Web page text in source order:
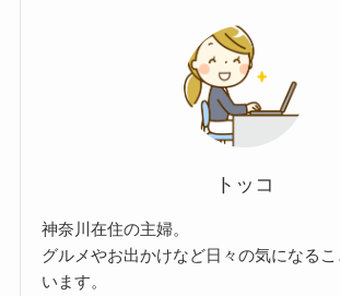
トッコ
神奈川在住の主婦。
グルメやお出かけなど日々の気になる
います。